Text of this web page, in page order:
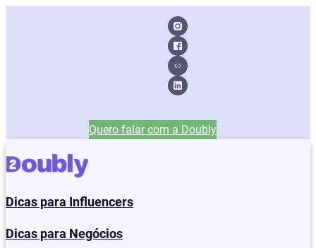
Quero falar com a Doubly
Dicas para Influencers
Dicas para Negócios